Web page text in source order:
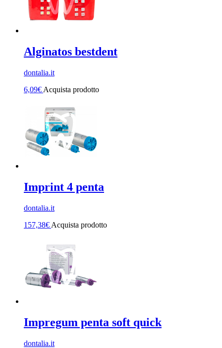
Alginatos bestdent
dontalia.it
6,09€ Acquista prodotto
Imprint 4 penta
dontalia.it
157,38€ Acquista prodotto
Impregum penta soft quick
dontalia.it